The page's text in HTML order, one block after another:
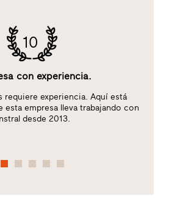
10
con experiencia.
requiere experiencia. Aquí está
esta empresa lleva trabajando con
desde 2013.